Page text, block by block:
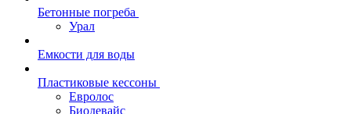
Бетонные погреба
Урал
Емкости для воды
Пластиковые кессоны
Евролос
Биодевайс